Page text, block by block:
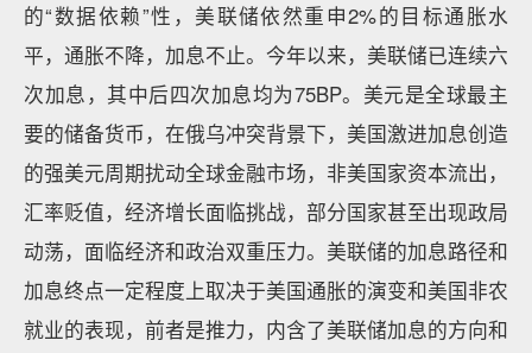
的“数据依赖”性，美联储依然重申2%的目标通胀水
平，通胀不降，加息不止。今年以来，美联储已连续六
次加息，其中后四次加息均为75BP。美元是全球最主
要的储备货币，在俄乌冲突背景下，美国激进加息创造
的强美元周期扰动全球金融市场，非美国家资本流出，
汇率贬值，经济增长面临挑战，部分国家甚至出现政局
动荡，面临经济和政治双重压力。美联储的加息路径和
加息终点一定程度上取决于美国通胀的演变和美国非农
就业的表现，前者是推力，内含了美联储加息的方向和